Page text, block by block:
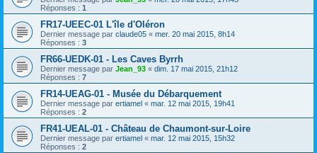
Réponses : 1
FR17-UEEC-01 L'île d'Oléron
Dernier message par claude05 « mer. 20 mai 2015, 8h14
Réponses : 3
FR66-UEDK-01 - Les Caves Byrrh
Dernier message par Jean_93 « dim. 17 mai 2015, 21h12
Réponses : 7
FR14-UEAG-01 - Musée du Débarquement
Dernier message par ertiamel « mar. 12 mai 2015, 19h41
Réponses : 2
FR41-UEAL-01 - Château de Chaumont-sur-Loire
Dernier message par ertiamel « mar. 12 mai 2015, 15h32
Réponses : 2